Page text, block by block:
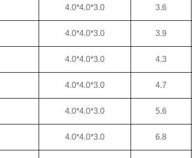
4.0*4.0*3.0 3.6
4.0*4.0*3.0 3.9
4.0*4.0*3.0 4.3
4.0*4.0*3.0 4.7
4.0*4.0*3.0 5.6
4.0*4.0*3.0 6.8